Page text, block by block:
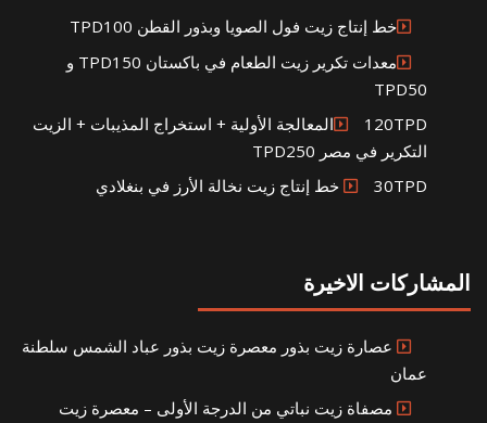
خط إنتاج زيت فول الصويا وبذور القطن TPD100
معدات تكرير زيت الطعام في باكستان TPD150 و
TPD50
120TPDالمعالجة الأولية + استخراج المذيبات + الزيت
التكرير في مصر TPD250
30TPD خط إنتاج زيت نخالة الأرز في بنغلادي
المشاركات الاخيرة
عصارة زيت بذور معصرة زيت بذور عباد الشمس سلطنة
عمان
مصفاة زيت نباتي من الدرجة الأولى – معصرة زيت